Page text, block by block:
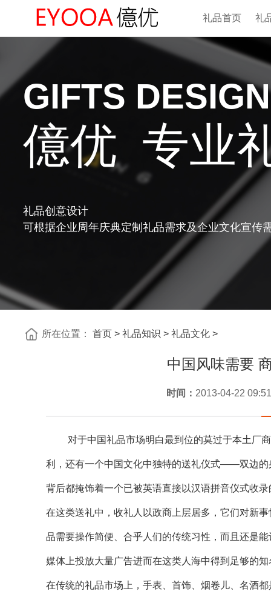
礼品首页 礼
GIFTS DESIGN
億优 专业
礼品创意设计
可根据企业周年庆典定制礼品需求及企业文化宣传
所在位置： 首页 >礼品知识 >礼品文化 >
中国风味需要
时间： 2013-04-22 09:51
对于中国礼品市场明白最到位的莫过于本土厂商
利，还有一个中国文化中独特的送礼仪式——双边的
背后都掩饰着一个已被英语直接以汉语拼音仪式收录
在这类送礼中，收礼人以政商上层居多，它们对新
品需要操作简便、合乎人们的传统习性，而且还是
媒体上投放大量广告进而在这类人海中得到足够的知
在传统的礼品市场上，手表、首饰、烟卷儿、名酒